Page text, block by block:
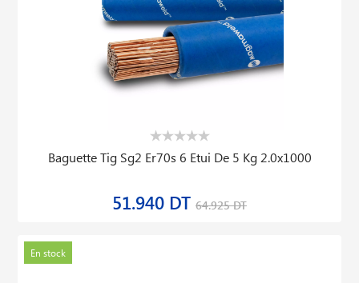
Baguette Tig Sg2 Er70s 6 Etui De 5 Kg 2.0x1000
51.940 DT 64.925 DT
En stock